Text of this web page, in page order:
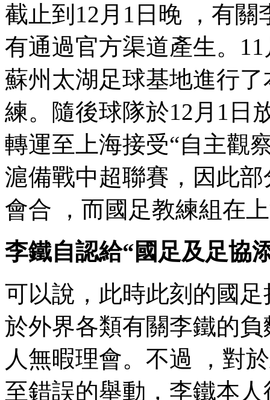
截止到12月1日晚  ，
有通過官方渠道產生。
蘇州太湖足球基地進行
練。隨後球隊於12月1
轉運至上海接受“自主觀察
滬備戰中超聯賽，因
會合 ，而國足教練組
李鐵自認給“國足及足協
可以說，此時此刻的國
於外界各類有關李鐵的負
人無暇理會。不過 
至錯誤的舉動 ，李鐵本人